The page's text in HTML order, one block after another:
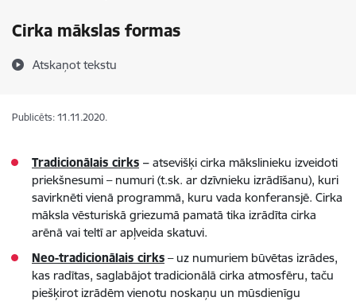
Cirka mākslas formas
Atskaņot tekstu
Publicēts: 11.11.2020.
Tradicionālais cirks – atsevišķi cirka mākslinieku izveidoti
priekšnesumi – numuri (t.sk. ar dzīvnieku izrādīšanu), kuri
savirknēti vienā programmā, kuru vada konferansjē. Cirka
māksla vēsturiskā griezumā pamatā tika izrādīta cirka
arēnā vai teltī ar apļveida skatuvi.
Neo-tradicionālais cirks – uz numuriem būvētas izrādes,
kas radītas, saglabājot tradicionālā cirka atmosfēru, taču
piešķirot izrādēm vienotu noskaņu un mūsdienīgu